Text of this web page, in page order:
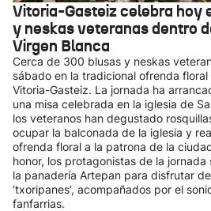
Vitoria-Gasteiz celebra hoy
y neskas veteranas dentro
Virgen Blanca
Cerca de 300 blusas y neskas
sábado en la tradicional ofrenda
Vitoria-Gasteiz. La jornada ha
una misa celebrada en la iglesia de
los veteranos han degustado
ocupar la balconada de la iglesia y
ofrenda floral a la patrona de la
honor, los protagonistas de la
la panadería Artepan para disfrutar
‘txoripanes’, acompañados por el
fanfarrias.